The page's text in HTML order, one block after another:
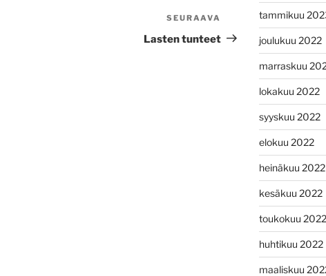
Seuraava
artikkeli
SEURAAVA
Lasten tunteet
tammikuu
joulukuu 2022
marraskuu
lokakuu 2022
syyskuu 2022
elokuu 2022
heinäkuu 2022
kesäkuu 2022
toukokuu 2022
huhtikuu 2022
maaliskuu